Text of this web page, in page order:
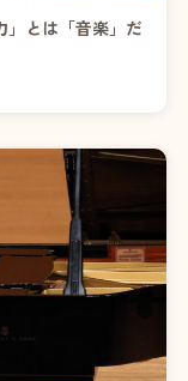
」とは「音楽」だ